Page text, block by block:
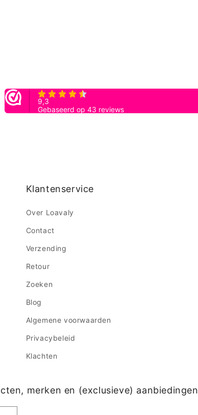
Klantenservice
Over Loavaly
Contact
Verzending
Retour
Zoeken
Blog
Algemene voorwaarden
Privacybeleid
Klachten
merken en (exclusieve) aanbiedingen